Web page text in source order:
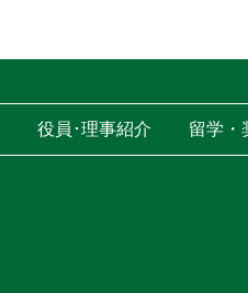
役員･理事紹介 留学・